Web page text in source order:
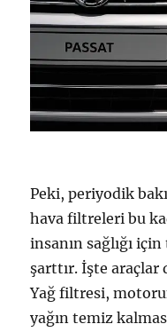
Peki, periyodik
hava filtreleri bu
insanın sağlığı
şarttır. İşte araçlar
Yağ filtresi,
yağın temiz